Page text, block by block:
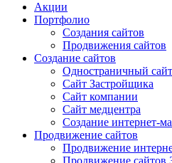
Акции
Портфолио
Создания сайтов
Продвижения сайтов
Создание сайтов
Одностраничный сайт
Сайт Застройщика
Сайт компании
Сайт медцентра
Создание интернет-
Продвижение сайтов
Продвижение
Продвижение сайтов